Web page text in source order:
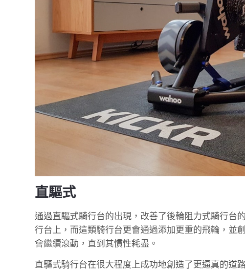
直驅式
通過直驅式騎行台的出現，改善了後輪阻力式騎行台
行台上，而這類騎行台更會通過添加更重的飛輪，並
會繼續滾動，直到其慣性耗盡。
直驅式騎行台在很大程度上成功地創造了更逼真的道